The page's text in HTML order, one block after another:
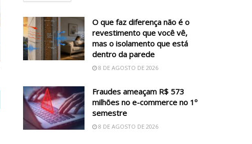
O que faz diferença não é o
revestimento que você vê,
mas o isolamento que está
dentro da parede
8 DE AGOSTO DE 2026
Fraudes ameaçam R$ 573
milhões no e-commerce no 1º
semestre
8 DE AGOSTO DE 2026